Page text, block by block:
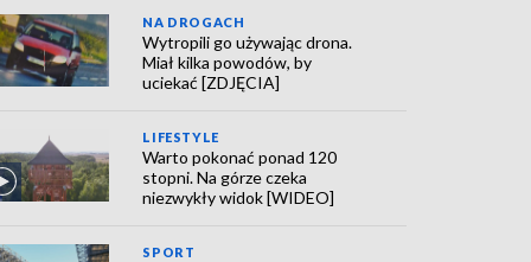
NA DROGACH
Wytropili go używając drona.
Miał kilka powodów, by
uciekać [ZDJĘCIA]
LIFESTYLE
Warto pokonać ponad 120
stopni. Na górze czeka
niezwykły widok [WIDEO]
SPORT